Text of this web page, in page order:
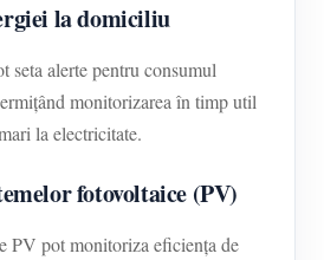
la domiciliu
seta alerte pentru consumul
monitorizarea în timp util
la electricitate.
fotovoltaice (PV)
PV pot monitoriza eficiența de